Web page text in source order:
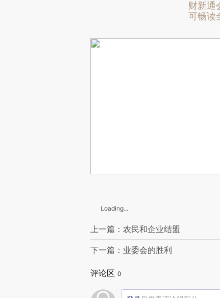
财新通
可畅读
Loading...
上一篇：农民和企业结盟
下一篇：业委会的胜利
评论区 0